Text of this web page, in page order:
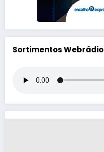
Sortimentos Webrádio